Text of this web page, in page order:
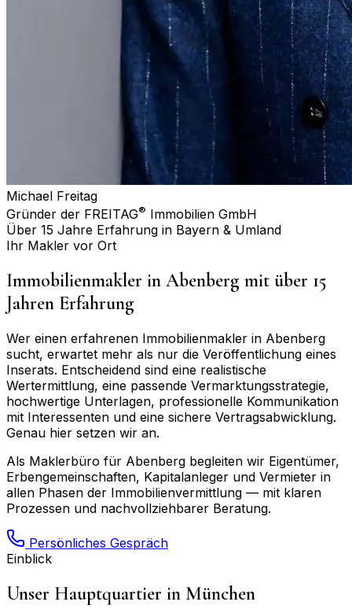
Michael Freitag
Gründer der FREITAG® Immobilien GmbH
Über 15 Jahre Erfahrung in Bayern & Umland
Ihr Makler vor Ort
Immobilienmakler in Abenberg mit über 15
Jahren Erfahrung
Wer einen erfahrenen Immobilienmakler in Abenberg
sucht, erwartet mehr als nur die Veröffentlichung eines
Inserats. Entscheidend sind eine realistische
Wertermittlung, eine passende Vermarktungsstrategie,
hochwertige Unterlagen, professionelle Kommunikation
mit Interessenten und eine sichere Vertragsabwicklung.
Genau hier setzen wir an.
Als Maklerbüro für Abenberg begleiten wir Eigentümer,
Erbengemeinschaften, Kapitalanleger und Vermieter in
allen Phasen der Immobilienvermittlung — mit klaren
Prozessen und nachvollziehbarer Beratung.
Persönliches Gespräch
Einblick
Unser Hauptquartier in München